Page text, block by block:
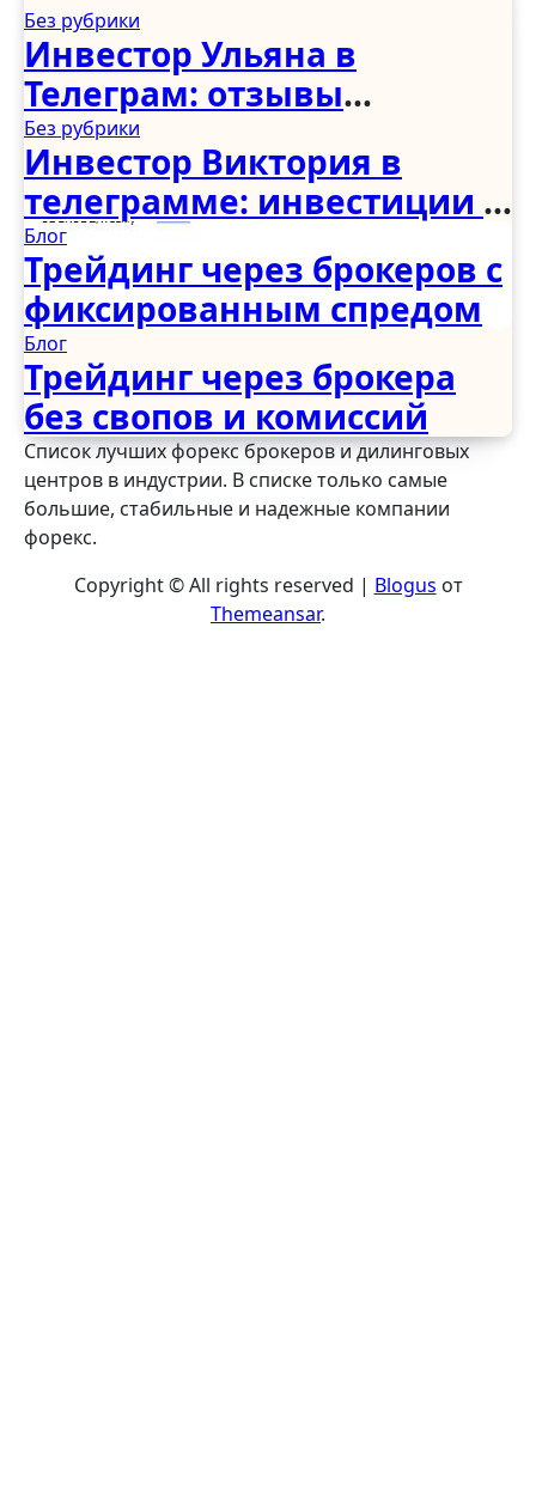
Без рубрики
Инвестор Ульяна в
Телеграм: отзывы
клиентов и разбор схемы
Без рубрики
Инвестор Виктория в
телеграмме: инвестиции и
отзывы
Блог
Трейдинг через брокеров с
фиксированным спредом
Блог
Трейдинг через брокера
без свопов и комиссий
Список лучших форекс брокеров и дилинговых
центров в индустрии. В списке только самые
большие, стабильные и надежные компании
форекс.
Copyright © All rights reserved | Blogus от
Themeansar.